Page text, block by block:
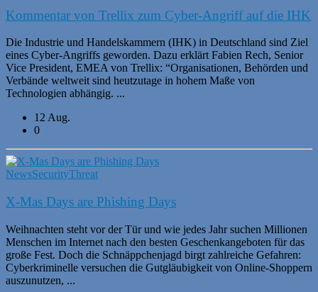
Kommentar von Trellix zum Cyber-Angriff auf die IHK
Die Industrie und Handelskammern (IHK) in Deutschland sind Ziel
eines Cyber-Angriffs geworden. Dazu erklärt Fabien Rech, Senior
Vice President, EMEA von Trellix: “Organisationen, Behörden und
Verbände weltweit sind heutzutage in hohem Maße von
Technologien abhängig. ...
12 Aug.
0
NewsSecurityThreat
X-Mas Days are Phishing Days
Weihnachten steht vor der Tür und wie jedes Jahr suchen Millionen
Menschen im Internet nach den besten Geschenkangeboten für das
große Fest. Doch die Schnäppchenjagd birgt zahlreiche Gefahren:
Cyberkriminelle versuchen die Gutgläubigkeit von Online-Shoppern
auszunutzen, ...